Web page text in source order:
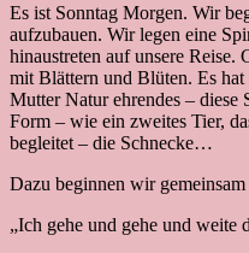
Es ist Sonntag Morgen. Wir
aufzubauen. Wir legen eine
hinaustreten auf unsere
mit Blättern und Blüten. Es
Mutter Natur ehrendes – diese
Form – wie ein zweites Tier,
begleitet – die Schnecke…
Dazu beginnen wir
„Ich gehe und gehe und weite